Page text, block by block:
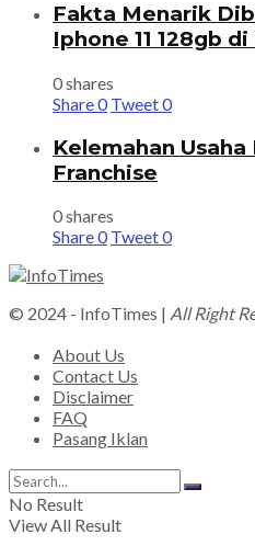
Fakta Menarik
Iphone 11 128gb
0 shares
Share0 Tweet0
Kelemahan
Franchise
0 shares
Share0 Tweet0
© 2024 - InfoTimes | All Right
About Us
Contact Us
Disclaimer
FAQ
Pasang Iklan
No Result
View All Result